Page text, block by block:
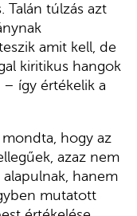
Talán túlzás azt
amit kell, de
kiritikus hangok
így értékelik a
hogy az
azaz nem
hanem
mutatott